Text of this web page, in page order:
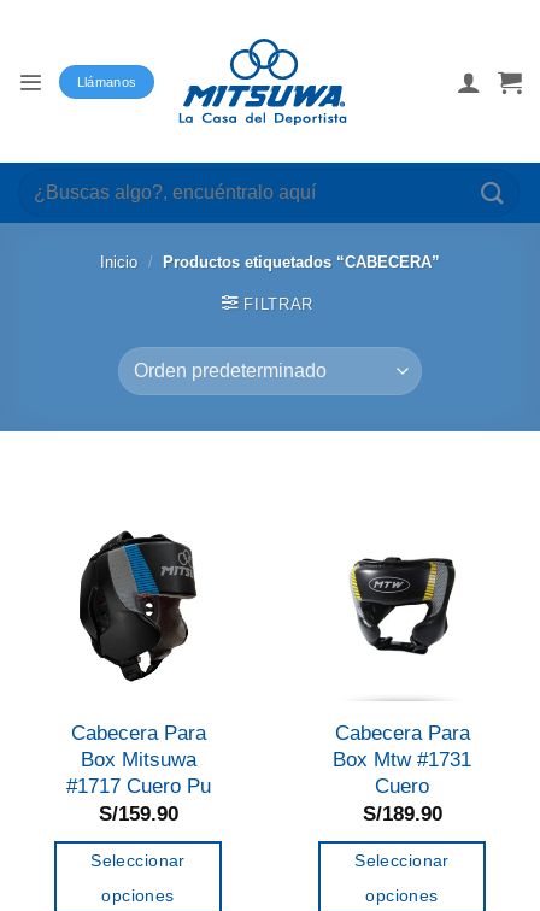
Llámanos
Buscar
por:
Inicio / Productos etiquetados “CABECERA”
FILTRAR
Cabecera Para
Box Mitsuwa
#1717 Cuero Pu
S/159.90
Seleccionar
opciones
Cabecera Para
Box Mtw #1731
Cuero
S/189.90
Seleccionar
opciones